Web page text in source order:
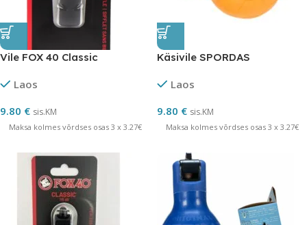
Vile FOX 40 Classic
Laos
9.80 € sis.KM
Maksa kolmes võrdses osas 3 x 3.27€
Käsivile SPORDAS
Laos
9.80 € sis.KM
Maksa kolmes võrdses osas 3 x 3.27€